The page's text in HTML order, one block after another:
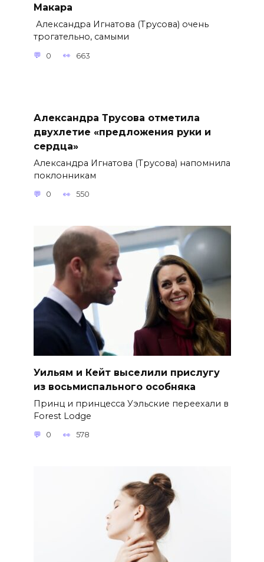
Макара
Александра Игнатова (Трусова) очень
трогательно, самыми
0 663
Александра Трусова отметила
двухлетие «предложения руки и
сердца»
Александра Игнатова (Трусова) напомнила
поклонникам
0 550
Уильям и Кейт выселили прислугу
из восьмиспального особняка
Принц и принцесса Уэльские переехали в
Forest Lodge
0 578